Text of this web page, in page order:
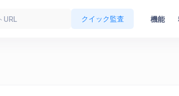
クイック監査 機能